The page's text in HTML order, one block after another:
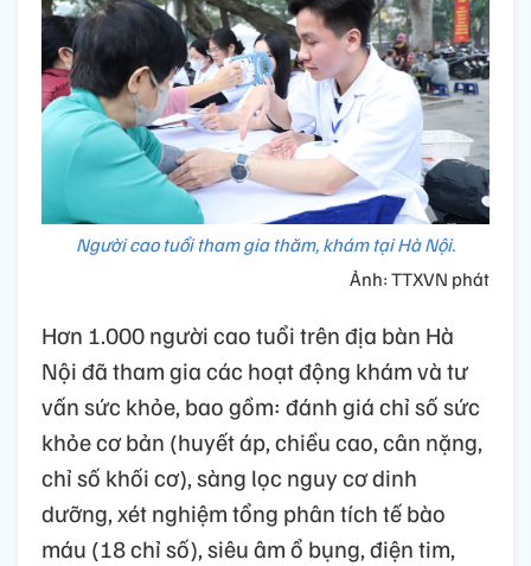
Người cao tuổi tham gia thăm, khám tại Hà Nội.
Ảnh: TTXVN phát
Hơn 1.000 người cao tuổi trên địa bàn Hà
Nội đã tham gia các hoạt động khám và tư
vấn sức khỏe, bao gồm: đánh giá chỉ số sức
khỏe cơ bản (huyết áp, chiều cao, cân nặng,
chỉ số khối cơ), sàng lọc nguy cơ dinh
dưỡng, xét nghiệm tổng phân tích tế bào
máu (18 chỉ số), siêu âm ổ bụng, điện tim,